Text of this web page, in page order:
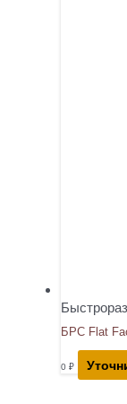
БРС Flat
0 ₽